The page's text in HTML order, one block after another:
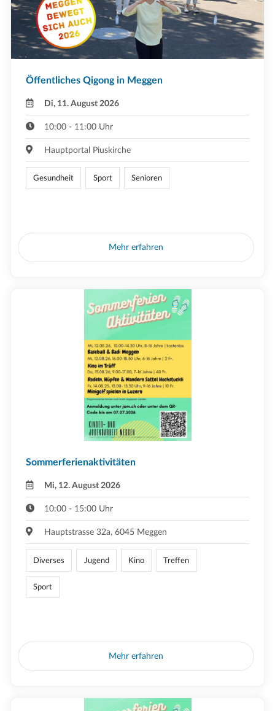
Öffentliches Qigong in Meggen
Di, 11. August 2026
10:00 - 11:00 Uhr
Hauptportal Piuskirche
Gesundheit Sport Senioren
Mehr erfahren
Sommerferienaktivitäten
Mi, 12. August 2026
10:00 - 15:00 Uhr
Hauptstrasse 32a, 6045 Meggen
Diverses Jugend Kino Treffen
Sport
Mehr erfahren